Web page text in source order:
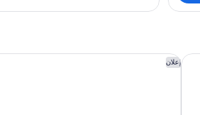
Deluxe
إعلان
اليلا ماياكوبا باي حيات